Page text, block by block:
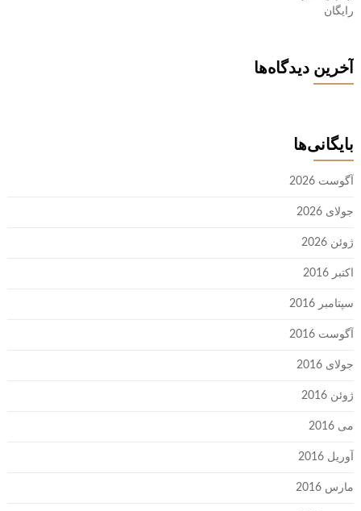
رایگان
آخرین دیدگاه‌ها
بایگانی‌ها
آگوست 2026
جولای 2026
ژوئن 2026
اکتبر 2016
سپتامبر 2016
آگوست 2016
جولای 2016
ژوئن 2016
می 2016
آوریل 2016
مارس 2016